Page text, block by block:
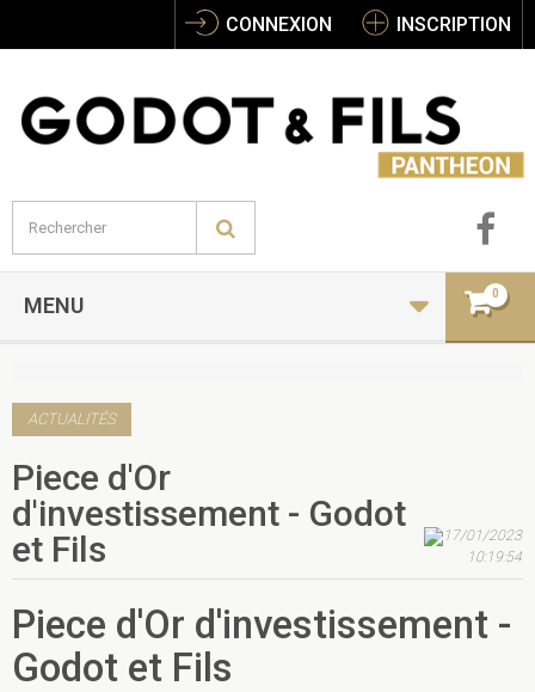
CONNEXION INSCRIPTION
MENU 0
ACTUALITÉS
Piece d'Or
d'investissement - Godot
et Fils
17/01/2023
10:19:54
Piece d'Or d'investissement -
Godot et Fils